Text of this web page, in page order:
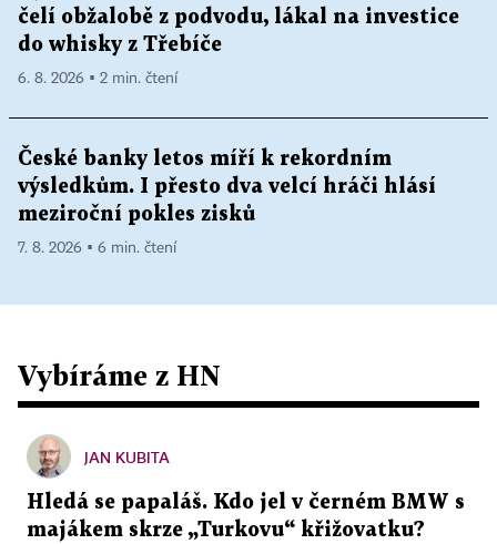
čelí obžalobě z podvodu, lákal na investice
do whisky z Třebíče
6. 8. 2026 ▪ 2 min. čtení
České banky letos míří k rekordním
výsledkům. I přesto dva velcí hráči hlásí
meziroční pokles zisků
7. 8. 2026 ▪ 6 min. čtení
Vybíráme z HN
JAN KUBITA
Hledá se papaláš. Kdo jel v černém BMW s
majákem skrze „Turkovu“ křižovatku?